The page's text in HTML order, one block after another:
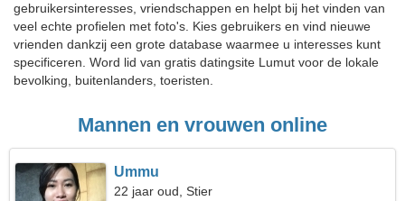
gebruikersinteresses, vriendschappen en helpt bij het vinden van
veel echte profielen met foto's. Kies gebruikers en vind nieuwe
vrienden dankzij een grote database waarmee u interesses kunt
specificeren. Word lid van gratis datingsite Lumut voor de lokale
bevolking, buitenlanders, toeristen.
Mannen en vrouwen online
Ummu
22 jaar oud, Stier